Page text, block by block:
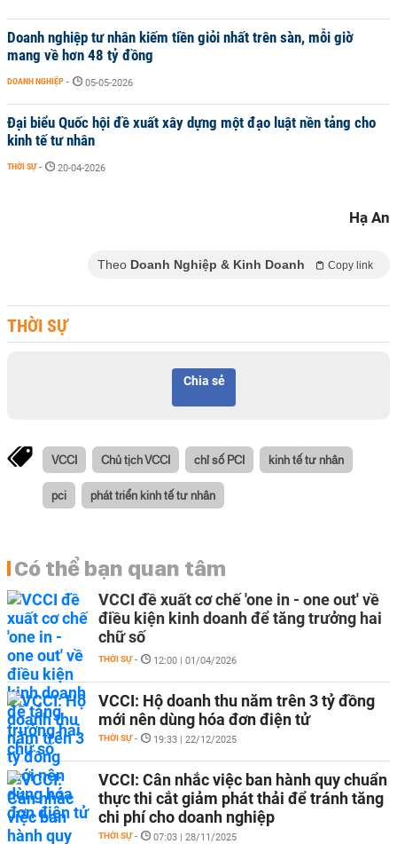
Doanh nghiệp tư nhân kiếm tiền giỏi nhất trên sàn, mỗi giờ
mang về hơn 48 tỷ đồng
DOANH NGHIỆP - 05-05-2026
Đại biểu Quốc hội đề xuất xây dựng một đạo luật nền tảng cho
kinh tế tư nhân
THỜI SỰ - 20-04-2026
Hạ An
Theo Doanh Nghiệp & Kinh Doanh Copy link
THỜI SỰ
Chia sẻ
VCCI Chủ tịch VCCI chỉ số PCI kinh tế tư nhân
pci phát triển kinh tế tư nhân
Có thể bạn quan tâm
VCCI đề xuất cơ chế 'one in - one out' về
điều kiện kinh doanh để tăng trưởng hai
chữ số
THỜI SỰ - 12:00 | 01/04/2026
VCCI: Hộ doanh thu năm trên 3 tỷ đồng
mới nên dùng hóa đơn điện tử
THỜI SỰ - 19:33 | 22/12/2025
VCCI: Cân nhắc việc ban hành quy chuẩn
thực thi cắt giảm phát thải để tránh tăng
chi phí cho doanh nghiệp
THỜI SỰ - 07:03 | 28/11/2025